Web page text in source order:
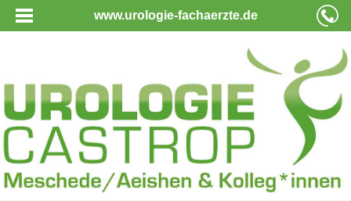
www.urologie-fachaerzte.de